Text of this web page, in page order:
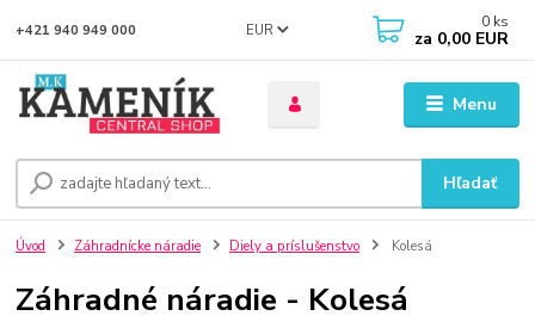
Menu
EUR
Hľadať
+421 940 949 000 0 ks
za 0,00 EUR
Úvod Záhradnícke náradie Diely a príslušenstvo Kolesá
Záhradné náradie - Kolesá